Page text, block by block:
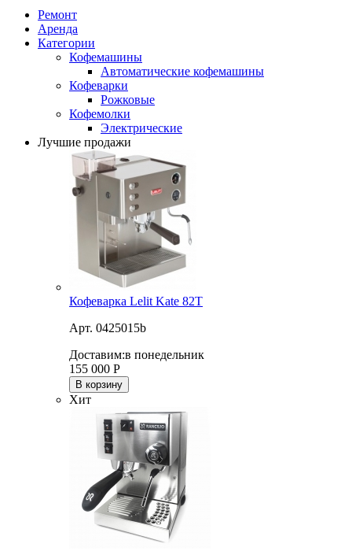
Ремонт
Аренда
Категории
Кофемашины
Автоматические кофемашины
Кофеварки
Рожковые
Кофемолки
Электрические
Лучшие продажи
Кофеварка Lelit Kate 82T
Арт. 0425015b
Доставим:в понедельник
155 000 Р
В корзину
Хит